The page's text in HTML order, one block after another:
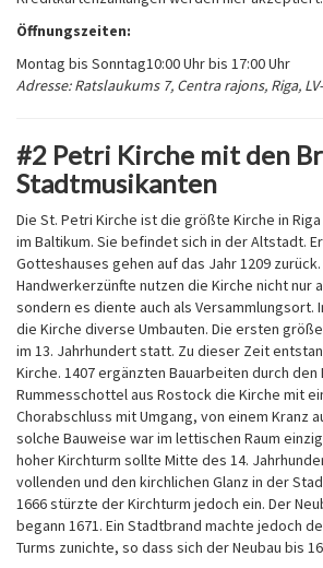
Öffnungszeiten:
Montag bis Sonntag10:00 Uhr bis 17:00 Uhr
Adresse: Ratslaukums 7, Centra rajons, Riga,
#2 Petri Kirche mit den
Stadtmusikanten
Die St. Petri Kirche ist die größte Kirche in
im Baltikum. Sie befindet sich in der Altstadt.
Gotteshauses gehen auf das Jahr 1209
Handwerkerzünfte nutzen die Kirche nicht nur
sondern es diente auch als Versammlungsort.
die Kirche diverse Umbauten. Die ersten
im 13. Jahrhundert statt. Zu dieser Zeit
Kirche. 1407 ergänzten Bauarbeiten durch den
Rummesschottel aus Rostock die Kirche mit
Chorabschluss mit Umgang, von einem Kranz
solche Bauweise war im lettischen Raum
hoher Kirchturm sollte Mitte des 14.
vollenden und den kirchlichen Glanz in der
1666 stürzte der Kirchturm jedoch ein. Der
begann 1671. Ein Stadtbrand machte jedoch
Turms zunichte, so dass sich der Neubau bis